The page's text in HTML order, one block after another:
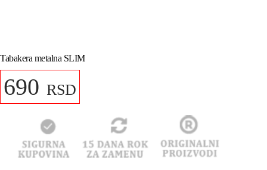
Tabakera metalna SLIM
690 RSD